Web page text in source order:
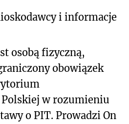
i informacje
osobą fizyczną,
obowiązek
w rozumieniu
o PIT. Prowadzi On